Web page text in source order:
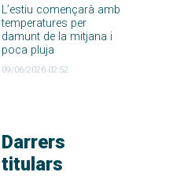
L’estiu començarà amb
temperatures per
damunt de la mitjana i
poca pluja
09/06/2026 02:52
Darrers
titulars